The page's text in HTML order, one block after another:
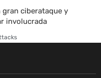
gran ciberataque y
involucrada
de Barcelona es